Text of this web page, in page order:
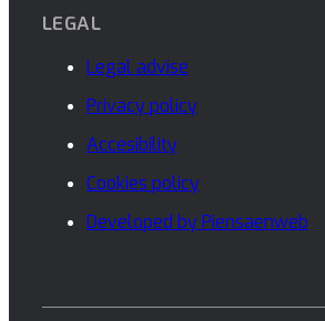
LEGAL
Legal advise
Privacy policy
Accesibility
Cookies policy
Developed by Piensaenweb